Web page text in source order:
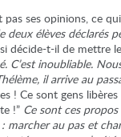
ses opinions, ce
élèves déclarés
décide-t-il de mettre
C’est inoubliable.
il arrive au
! Ce sont gens
!” Ce sont ces propos
marcher au pas et